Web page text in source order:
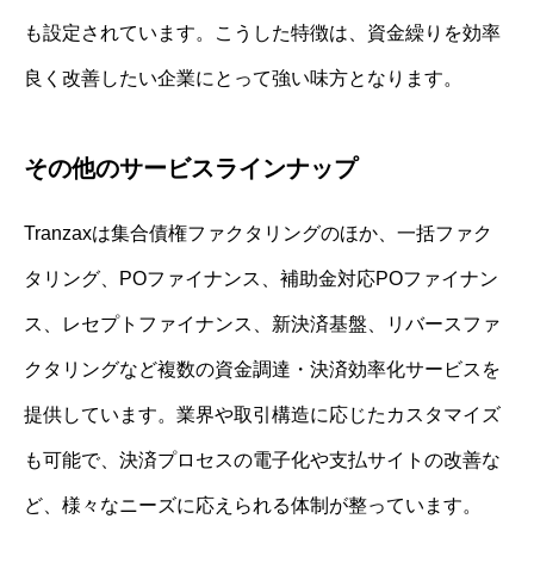
も設定されています。こうした特徴は、資金繰りを効率
良く改善したい企業にとって強い味方となります。
その他のサービスラインナップ
Tranzaxは集合債権ファクタリングのほか、一括ファク
タリング、POファイナンス、補助金対応POファイナン
ス、レセプトファイナンス、新決済基盤、リバースファ
クタリングなど複数の資金調達・決済効率化サービスを
提供しています。業界や取引構造に応じたカスタマイズ
も可能で、決済プロセスの電子化や支払サイトの改善な
ど、様々なニーズに応えられる体制が整っています。